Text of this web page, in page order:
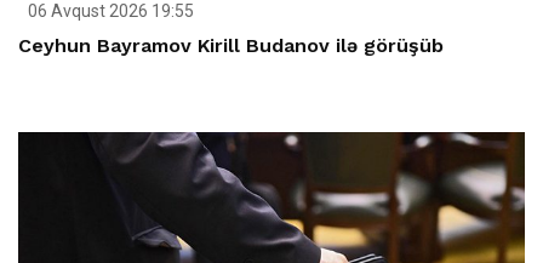
06 Avqust 2026 19:55
Ceyhun Bayramov Kirill Budanov ilə görüşüb